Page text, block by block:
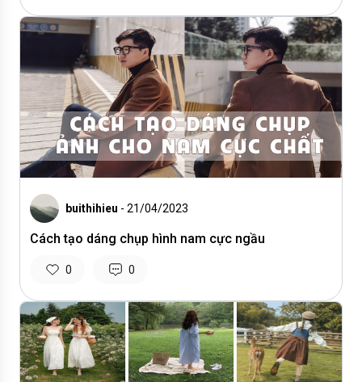
buithihieu - 21/04/2023
Cách tạo dáng chụp hình nam cực ngầu
0 0